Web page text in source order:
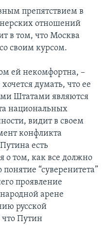
препятствием в
отношений
в том, что Москва
своим курсом.
ей некомфортна, –
думать, что ее
Штатами являются
национальных
видит в своем
конфликта
есть
о том, как все должно
“суверенитета”
проявление
арене
русской
что Путин